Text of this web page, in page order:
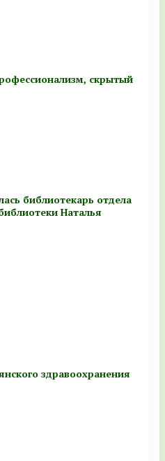
скрытый
библиотекарь отдела
Наталья
здравоохранения